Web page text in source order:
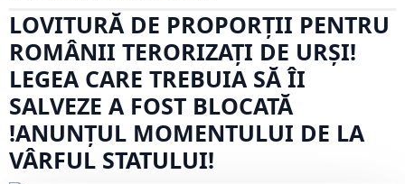
LOVITURĂ DE PROPORȚII PENTRU
ROMÂNII TERORIZAȚI DE URȘI!
LEGEA CARE TREBUIA SĂ ÎI
SALVEZE A FOST BLOCATĂ
!ANUNȚUL MOMENTULUI DE LA
VÂRFUL STATULUI!